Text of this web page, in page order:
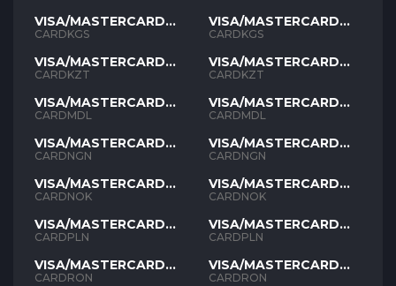
VISA/MASTERCARD
KGS
CARDKGS
VISA/MASTERCARD
KZT
CARDKZT
VISA/MASTERCARD
MDL
CARDMDL
VISA/MASTERCARD
NGN
CARDNGN
VISA/MASTERCARD
NOK
CARDNOK
VISA/MASTERCARD
PLN
CARDPLN
VISA/MASTERCARD
RON
CARDRON
VISA/MASTERCARD
KGS
CARDKGS
VISA/MASTERCARD
KZT
CARDKZT
VISA/MASTERCARD
MDL
CARDMDL
VISA/MASTERCARD
NGN
CARDNGN
VISA/MASTERCARD
NOK
CARDNOK
VISA/MASTERCARD
PLN
CARDPLN
VISA/MASTERCARD
RON
CARDRON